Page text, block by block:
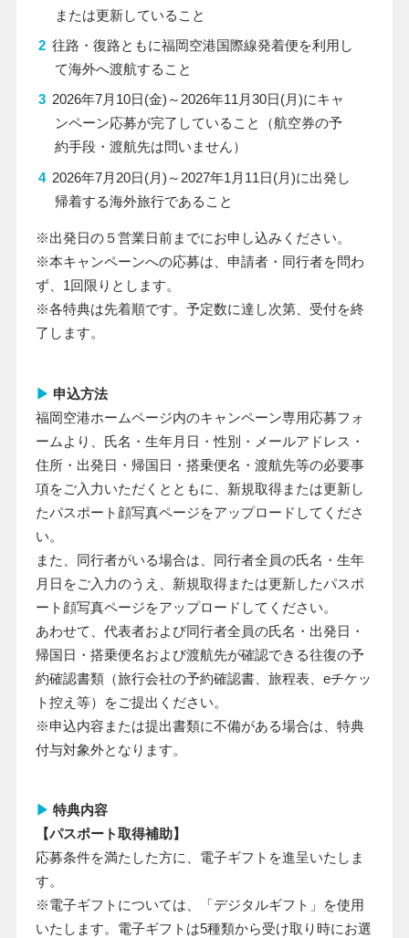
または更新していること
往路・復路ともに福岡空港国際線発着便を利用し
て海外へ渡航すること
2026年7月 10日 (金) ～2026年11月30日 (月)にキャ
ンペーン応募が完了していること（航空券の予
約手段・渡航先は問いません）
2026年7月 20日 (月) ～ 2027年1 月 11 日 (月)に出発し
帰着する海外旅行であること
※出発日の５営業日前までにお申し込みください。
※本キャンペーンへの応募は、申請者・同行者を問わ
ず、1回限りとします。
※各特典は先着順です。予定数に達し次第、受付を終
了します。
▶ 申込方法
福岡空港ホームページ内のキャンペーン専用応募フォ
ームより、氏名・生年月日・性別・メールアドレス・
住所・出発日・帰国日・搭乗便名・渡航先等の必要事
項をご入力いただくとともに、新規取得または更新し
たパスポート顔写真ページをアップロードしてくださ
い。
また、同行者がいる場合は、同行者全員の氏名・生年
月日をご入力のうえ、新規取得または更新したパスポ
ート顔写真ページをアップロードしてください。
あわせて、代表者および同行者全員の氏名・出発日・
帰国日・搭乗便名および渡航先が確認できる往復の予
約確認書類（旅行会社の予約確認書、旅程表、eチケッ
ト控え等）をご提出ください。
※申込内容または提出書類に不備がある場合は、特典
付与対象外となります。
▶ 特典内容
【パスポート取得補助】
応募条件を満たした方に、電子ギフトを進呈いたしま
す。
※電子ギフトについては、「デジタルギフト」を使用
いたします。電子ギフトは5種類から受け取り時にお選